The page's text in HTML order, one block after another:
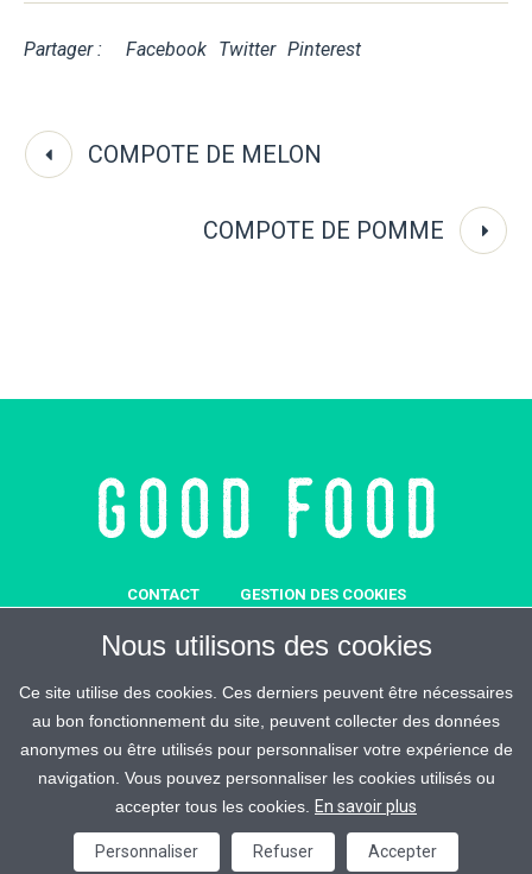
Partager : Facebook Twitter Pinterest
COMPOTE DE MELON
COMPOTE DE POMME
CONTACT
GESTION DES COOKIES
REJOIGNEZ-MALIN
ESPACE PRESSE CRÉDITS
Good Food © 2026 / All Rights Reserved
Nous utilisons des cookies
Ce site utilise des cookies. Ces derniers peuvent être nécessaires
au bon fonctionnement du site, peuvent collecter des données
anonymes ou être utilisés pour personnaliser votre expérience de
navigation. Vous pouvez personnaliser les cookies utilisés ou
accepter tous les cookies.
En savoir plus
Personnaliser Refuser Accepter